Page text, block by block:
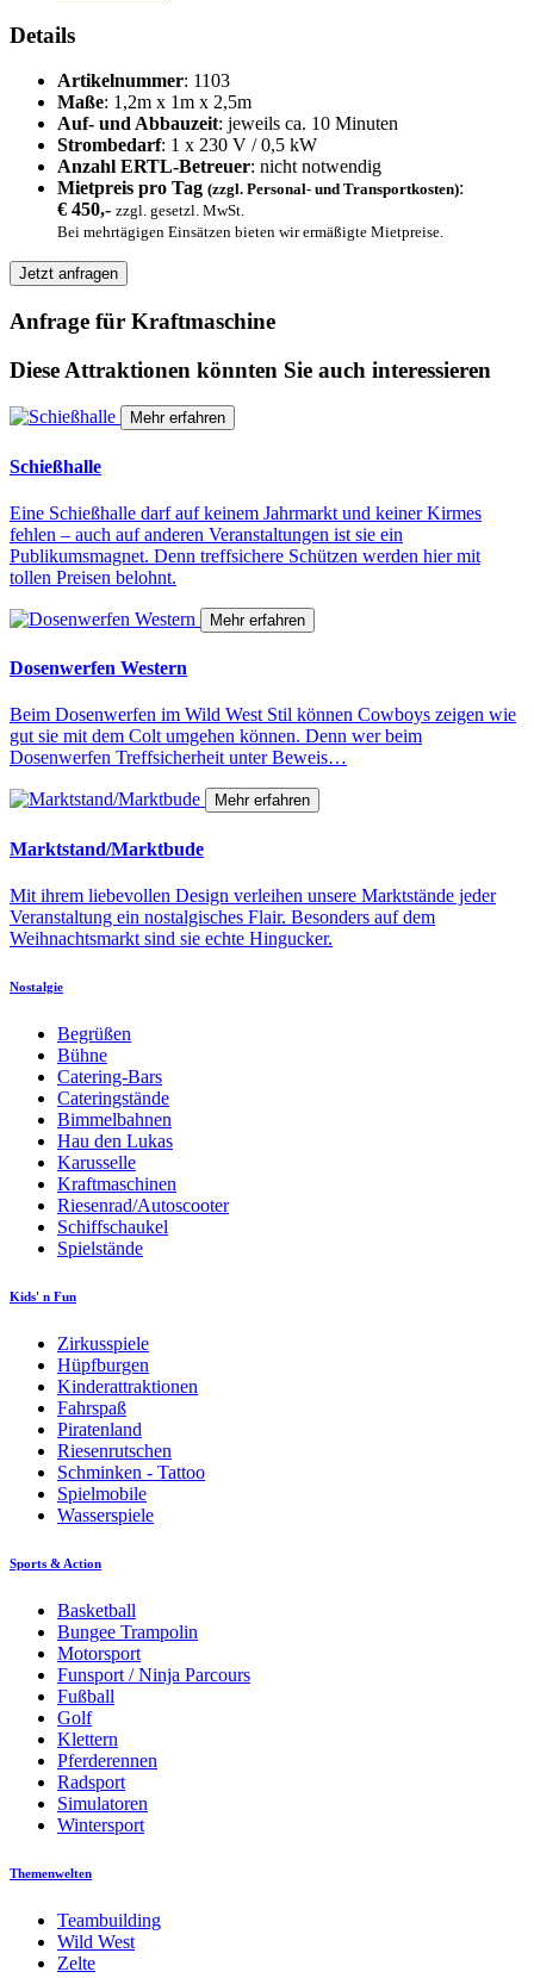
Details
Artikelnummer: 1103
Maße: 1,2m x 1m x 2,5m
Auf- und Abbauzeit: jeweils ca. 10 Minuten
Strombedarf: 1 x 230 V / 0,5 kW
Anzahl ERTL-Betreuer: nicht notwendig
Mietpreis pro Tag (zzgl. Personal- und Transportkosten):
€ 450,- zzgl. gesetzl. MwSt.
Bei mehrtägigen Einsätzen bieten wir ermäßigte Mietpreise.
Jetzt anfragen
Anfrage für Kraftmaschine
Diese Attraktionen könnten Sie auch interessieren
Mehr erfahren
Schießhalle
Eine Schießhalle darf auf keinem Jahrmarkt und keiner Kirmes
fehlen – auch auf anderen Veranstaltungen ist sie ein
Publikumsmagnet. Denn treffsichere Schützen werden hier mit
tollen Preisen belohnt.
Mehr erfahren
Dosenwerfen Western
Beim Dosenwerfen im Wild West Stil können Cowboys zeigen wie
gut sie mit dem Colt umgehen können. Denn wer beim
Dosenwerfen Treffsicherheit unter Beweis…
Mehr erfahren
Marktstand/Marktbude
Mit ihrem liebevollen Design verleihen unsere Marktstände jeder
Veranstaltung ein nostalgisches Flair. Besonders auf dem
Weihnachtsmarkt sind sie echte Hingucker.
Nostalgie
Begrüßen
Bühne
Catering-Bars
Cateringstände
Bimmelbahnen
Hau den Lukas
Karusselle
Kraftmaschinen
Riesenrad/Autoscooter
Schiffschaukel
Spielstände
Kids' n Fun
Zirkusspiele
Hüpfburgen
Kinderattraktionen
Fahrspaß
Piratenland
Riesenrutschen
Schminken - Tattoo
Spielmobile
Wasserspiele
Sports & Action
Basketball
Bungee Trampolin
Motorsport
Funsport / Ninja Parcours
Fußball
Golf
Klettern
Pferderennen
Radsport
Simulatoren
Wintersport
Themenwelten
Teambuilding
Wild West
Zelte